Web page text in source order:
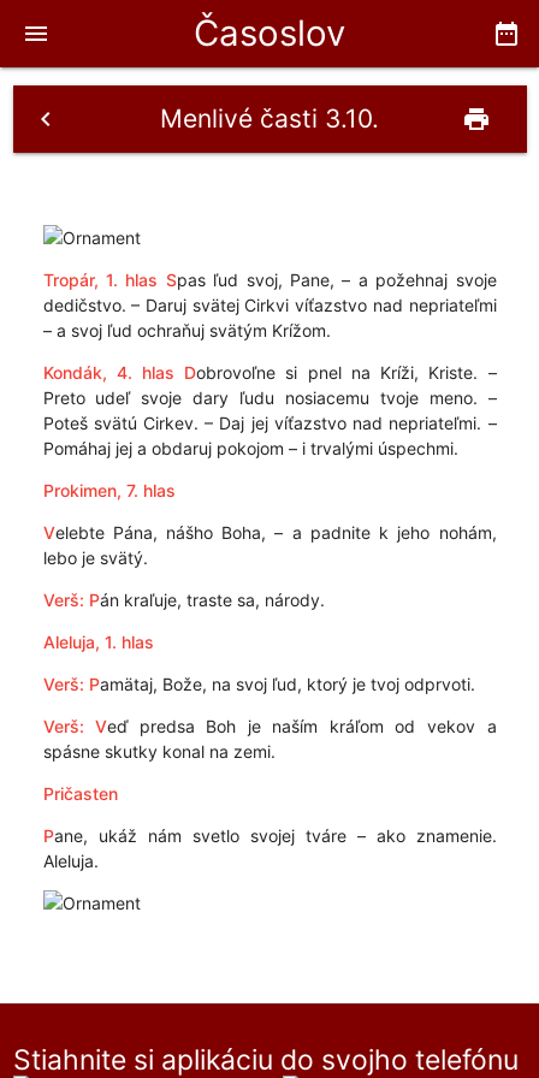
Časoslov date_range
menu
Menlivé časti 3.10.
chevron_left print
Tropár, 1. hlas Spas ľud svoj, Pane, – a požehnaj svoje
dedičstvo. – Daruj svätej Cirkvi víťazstvo nad nepriateľmi
– a svoj ľud ochraňuj svätým Krížom.
Kondák, 4. hlas Dobrovoľne si pnel na Kríži, Kriste. –
Preto udeľ svoje dary ľudu nosiacemu tvoje meno. –
Poteš svätú Cirkev. – Daj jej víťazstvo nad nepriateľmi. –
Pomáhaj jej a obdaruj pokojom – i trvalými úspechmi.
Prokimen, 7. hlas
Velebte Pána, nášho Boha, – a padnite k jeho nohám,
lebo je svätý.
Verš: Pán kraľuje, traste sa, národy.
Aleluja, 1. hlas
Verš: Pamätaj, Bože, na svoj ľud, ktorý je tvoj odprvoti.
Verš: Veď predsa Boh je naším kráľom od vekov a
spásne skutky konal na zemi.
Pričasten
Pane, ukáž nám svetlo svojej tváre – ako znamenie.
Aleluja.
Stiahnite si aplikáciu do svojho telefónu